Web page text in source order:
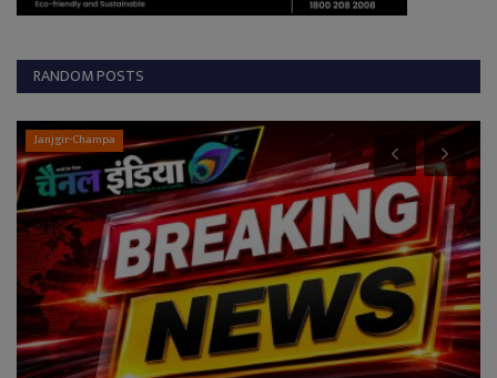
RANDOM POSTS
Janjgir-Champa